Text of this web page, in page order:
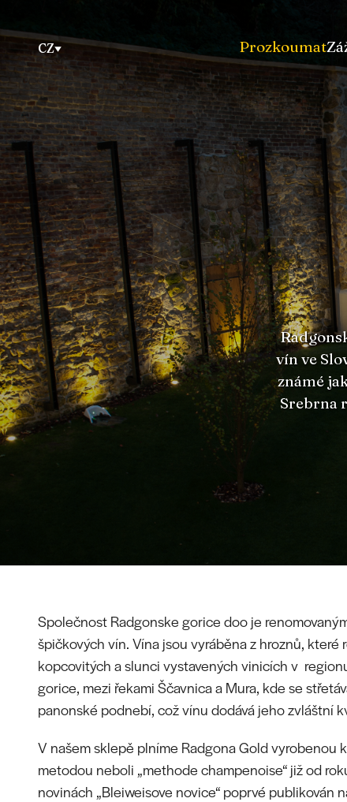
CZ Prozkoumat
vín ve
známé
Srebrna
Společnost Radgonske gorice doo je
špičkových vín. Vína jsou vyráběna z hroznů, které
kopcovitých a slunci vystavených vinicích v
gorice, mezi řekami Ščavnica a Mura, kde se
panonské podnebí, což vínu dodává jeho zvláštní
V našem sklepě plníme Radgona Gold vyrobenou
metodou neboli „methode champenoise“ již od
novinách „Bleiweisove novice“ poprvé publikován